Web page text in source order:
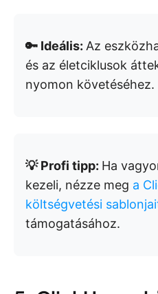
🔑 Ideális: Az
és az életciklusok
nyomon követéséhez.
💡 Profi tipp: Ha
kezeli, nézze meg a
költségvetési
támogatásához.